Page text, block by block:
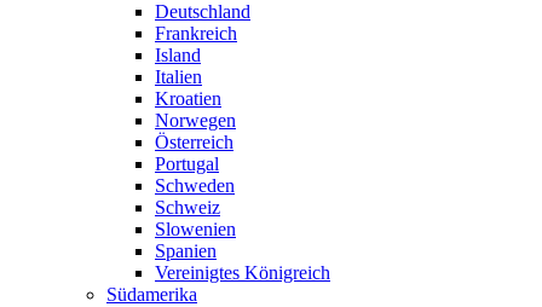
Deutschland
Frankreich
Island
Italien
Kroatien
Norwegen
Österreich
Portugal
Schweden
Schweiz
Slowenien
Spanien
Vereinigtes Königreich
Südamerika